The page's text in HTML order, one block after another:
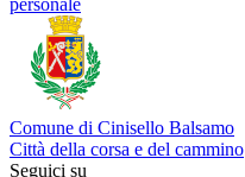
personale
Comune di Cinisello Balsamo
Città della corsa e del cammino
Seguici su